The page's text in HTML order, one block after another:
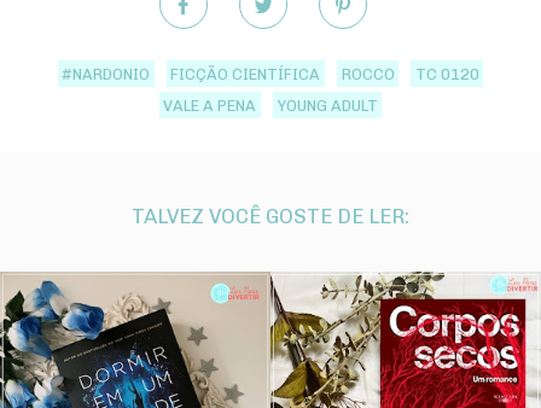
#NARDONIO FICÇÃO CIENTÍFICA ROCCO
TC 0120
VALE A PENA
YOUNG ADULT
TALVEZ VOCÊ GOSTE DE LER: